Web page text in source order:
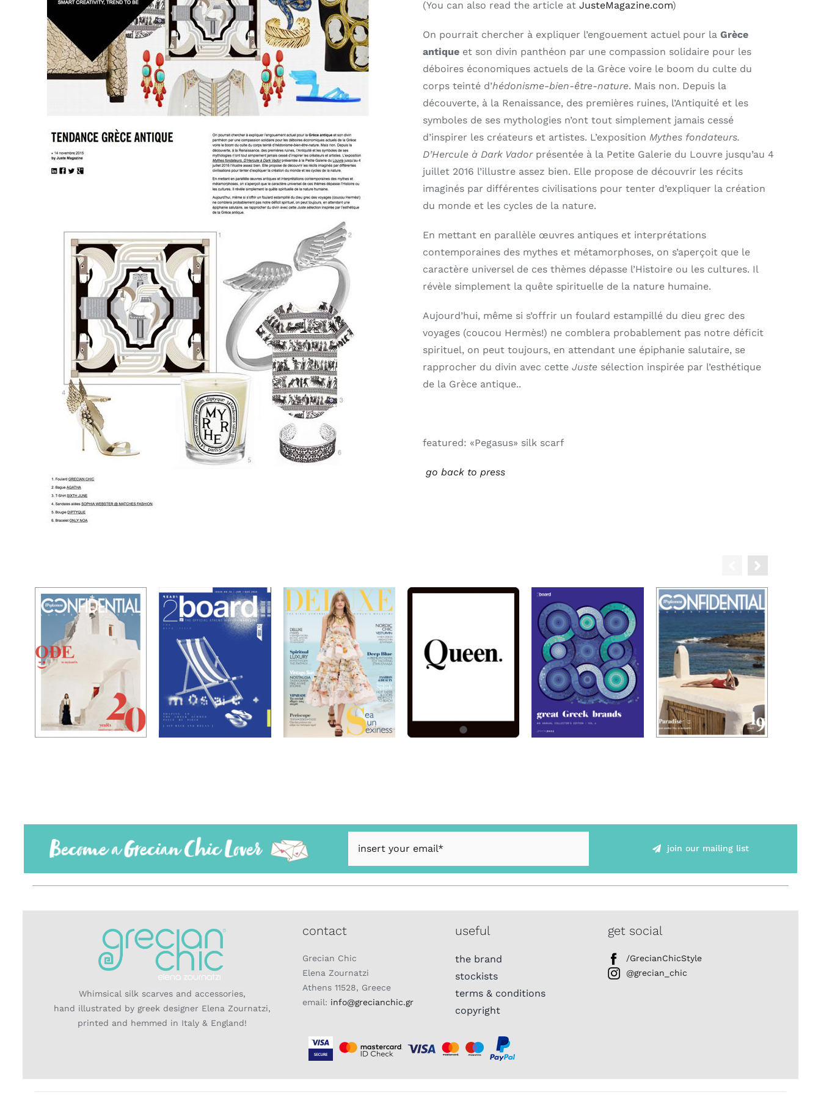
(You can also read the article at JusteMagazine.com)
On pourrait chercher à expliquer l’engouement actuel pour la Grèce
antiqueet son divin panthéon par une compassion solidaire pour les
déboires économiques actuels de la Grèce voire le boom du culte du
corps teinté d’hédonisme-bien-être-nature. Mais non. Depuis la
découverte, à la Renaissance, des premières ruines, l’Antiquité et les
symboles de ses mythologies n’ont tout simplement jamais cessé
d’inspirer les créateurs et artistes. L’exposition Mythes fondateurs.
D’Hercule à Dark Vadorprésentée à la Petite Galerie du Louvre jusqu’au 4
juillet 2016 l’illustre assez bien. Elle propose de découvrir les récits
imaginés par différentes civilisations pour tenter d’expliquer la création
du monde et les cycles de la nature.
En mettant en parallèle œuvres antiques et interprétations
contemporaines des mythes et métamorphoses, on s’aperçoit que le
caractère universel de ces thèmes dépasse l’Histoire ou les cultures. Il
révèle simplement la quête spirituelle de la nature humaine.
Aujourd’hui, même si s’offrir un foulard estampillé du dieu grec des
voyages (coucou Hermès!) ne comblera probablement pas notre déficit
spirituel, on peut toujours, en attendant une épiphanie salutaire, se
rapprocher du divin avec cette Justesélection inspirée par l’esthétique
de la Grèce antique..
featured: «Pegasus» silk scarf
go back to press
join our mailing list
Whimsical silk scarves and accessories,
hand illustrated by greek designer Elena Zournatzi,
printed and hemmed in Italy & England!
contact
Grecian Chic
Elena Zournatzi
Athens 11528, Greece
email: info@grecianchic.gr
useful
the brand
stockists
terms & conditions
copyright
get social
/GrecianChicStyle
@grecian_chic